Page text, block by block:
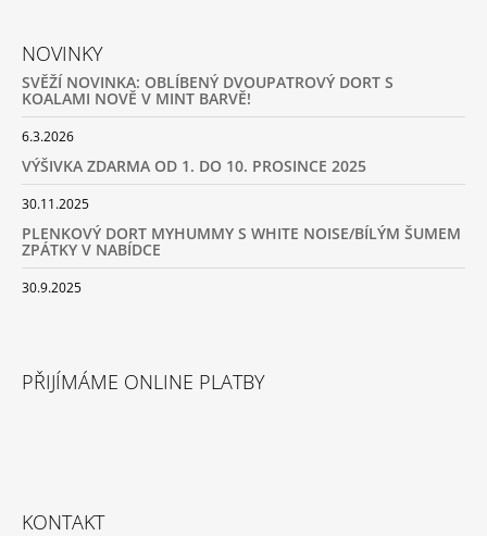
NOVINKY
SVĚŽÍ NOVINKA: OBLÍBENÝ DVOUPATROVÝ DORT S
KOALAMI NOVĚ V MINT BARVĚ!
6.3.2026
VÝŠIVKA ZDARMA OD 1. DO 10. PROSINCE 2025
30.11.2025
PLENKOVÝ DORT MYHUMMY S WHITE NOISE/BÍLÝM ŠUMEM
ZPÁTKY V NABÍDCE
30.9.2025
PŘIJÍMÁME ONLINE PLATBY
KONTAKT